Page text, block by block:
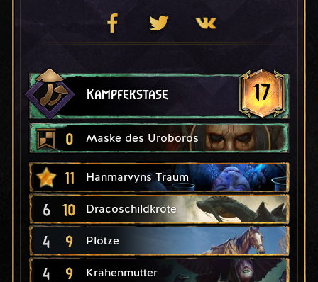
Kampfekstase 17
0 Maske des Uroboros
11 Hanmarvyns Traum
6 10 Dracoschildkröte
4 9 Plötze
4 9 Krähenmutter